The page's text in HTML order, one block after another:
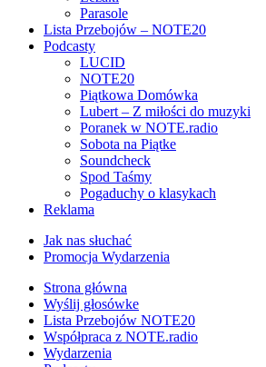
Parasole
Lista Przebojów – NOTE20
Podcasty
LUCID
NOTE20
Piątkowa Domówka
Lubert – Z miłości do muzyki
Poranek w NOTE.radio
Sobota na Piątke
Soundcheck
Spod Taśmy
Pogaduchy o klasykach
Reklama
Jak nas słuchać
Promocja Wydarzenia
Strona główna
Wyślij głosówke
Lista Przebojów NOTE20
Współpraca z NOTE.radio
Wydarzenia